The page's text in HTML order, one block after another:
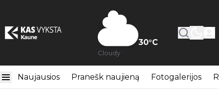
30°C
Cloudy
Naujausios Pranešk naujieną Fotogalerijos